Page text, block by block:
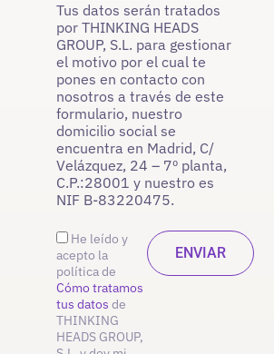
Tus datos serán tratados
por THINKING HEADS
GROUP, S.L. para gestionar
el motivo por el cual te
pones en contacto con
nosotros a través de este
formulario, nuestro
domicilio social se
encuentra en Madrid, C/
Velázquez, 24 – 7º planta,
C.P.:28001 y nuestro es
NIF B-83220475.
He leído y
acepto la
política de
Cómo tratamos
tus datos de
THINKING
HEADS GROUP,